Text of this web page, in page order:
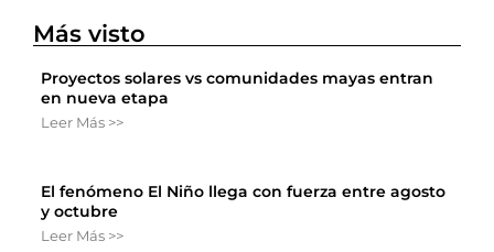
Más visto
Proyectos solares vs comunidades mayas entran
en nueva etapa
Leer Más >>
El fenómeno El Niño llega con fuerza entre agosto
y octubre
Leer Más >>